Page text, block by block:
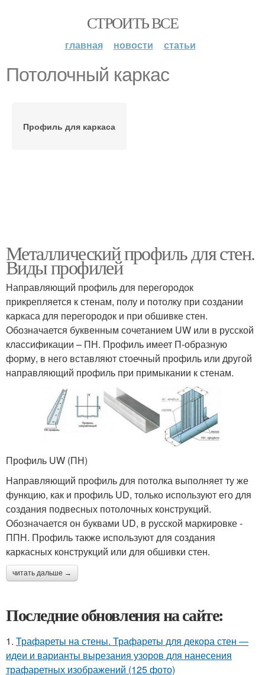
СТРОИТЬ ВСЕ
главная новости статьи
Потолочный каркас
Профиль для каркаса
Металлический профиль для стен.
Виды профилей
Направляющий профиль для перегородок
прикрепляется к стенам, полу и потолку при создании
каркаса для перегородок и при обшивке стен.
Обозначается буквенным сочетанием UW или в русской
классификации – ПН. Профиль имеет П-образную
форму, в него вставляют стоечный профиль или другой
направляющий профиль при примыкании к стенам.
Профиль UW (ПН)
Направляющий профиль для потолка выполняет ту же
функцию, как и профиль UD, только используют его для
создания подвесных потолочных конструкций.
Обозначается он буквами UD, в русской маркировке -
ППН. Профиль также используют для создания
каркасных конструкций или для обшивки стен.
читать дальше →
Последние обновления на сайте:
1. Трафареты на стены. Трафареты для декора стен —
идеи и варианты вырезания узоров для нанесения
трафаретных изображений (125 фото)